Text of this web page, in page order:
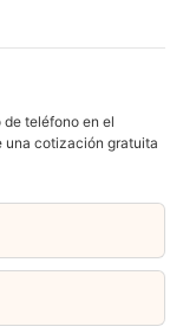
de teléfono en el
una cotización gratuita